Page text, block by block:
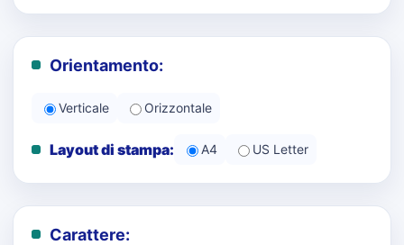
Orientamento:
Verticale Orizzontale
Layout di stampa: A4 US Letter
Carattere: